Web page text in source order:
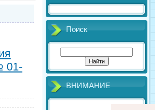
01-
Поиск
ВНИМАНИЕ